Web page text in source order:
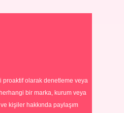
proaktif olarak denetleme veya
bir marka, kurum veya
kişiler hakkında paylaşım